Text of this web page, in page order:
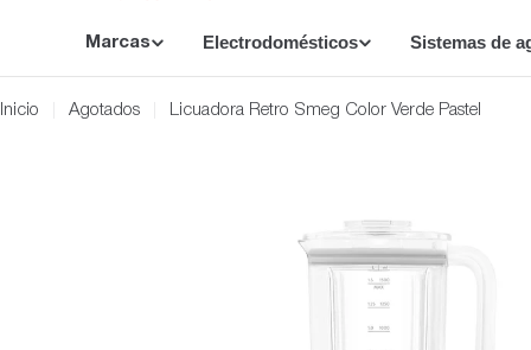
Marcas Electrodomésticos Sistemas de
Inicio Agotados Licuadora Retro Smeg Color Verde Pastel